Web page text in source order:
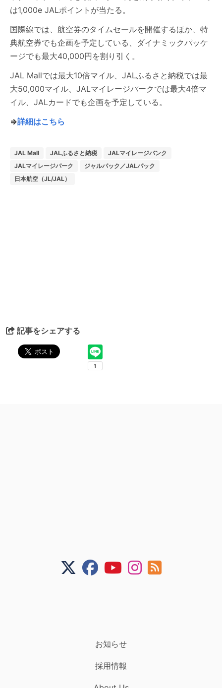
は1,000e JALポイントが当たる。
国際線では、航空券のタイムセールを開催するほか、特
典航空券でも企画を予定している、ダイナミックパッケ
ージでも最大40,000円を割り引く。
JAL Mallでは最大10倍マイル、JALふるさと納税では最
大50,000マイル、JALマイレージパークでは最大4倍マ
イル、JALカードでも企画を予定している。
⇒詳細はこちら
JAL Mall JALふるさと納税
JALマイレージバンク
JALマイレージパーク
ジャルパック／JALパック
日本航空（JL/JAL）
記事をシェアする
お知らせ
採用情報